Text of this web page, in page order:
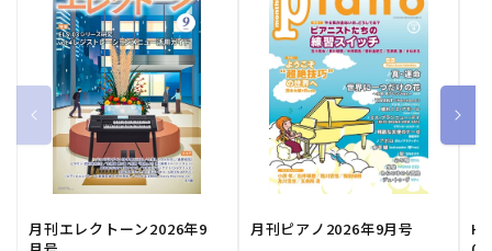
月刊エレクトーン2026年9
月刊ピアノ2026年9月号